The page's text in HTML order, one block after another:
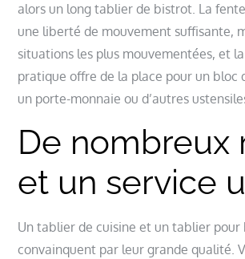
alors un long tablier de bistrot. La
une liberté de mouvement suffisante,
situations les plus mouvementées, et
pratique offre de la place pour un bloc
un porte-monnaie ou d’autres
De nombreux
et un service
Un tablier de cuisine et un tablier pour
convainquent par leur grande qualité.